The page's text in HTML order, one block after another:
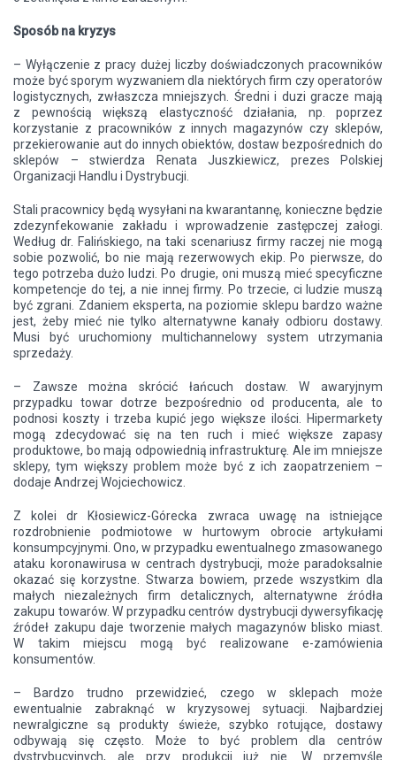
Sposób na kryzys
– Wyłączenie z pracy dużej liczby doświadczonych pracowników
może być sporym wyzwaniem dla niektórych firm czy operatorów
logistycznych, zwłaszcza mniejszych. Średni i duzi gracze mają
z pewnością większą elastyczność działania, np. poprzez
korzystanie z pracowników z innych magazynów czy sklepów,
przekierowanie aut do innych obiektów, dostaw bezpośrednich do
sklepów – stwierdza Renata Juszkiewicz, prezes Polskiej
Organizacji Handlu i Dystrybucji.
Stali pracownicy będą wysyłani na kwarantannę, konieczne będzie
zdezynfekowanie zakładu i wprowadzenie zastępczej załogi.
Według dr. Falińskiego, na taki scenariusz firmy raczej nie mogą
sobie pozwolić, bo nie mają rezerwowych ekip. Po pierwsze, do
tego potrzeba dużo ludzi. Po drugie, oni muszą mieć specyficzne
kompetencje do tej, a nie innej firmy. Po trzecie, ci ludzie muszą
być zgrani. Zdaniem eksperta, na poziomie sklepu bardzo ważne
jest, żeby mieć nie tylko alternatywne kanały odbioru dostawy.
Musi być uruchomiony multichannelowy system utrzymania
sprzedaży.
– Zawsze można skrócić łańcuch dostaw. W awaryjnym
przypadku towar dotrze bezpośrednio od producenta, ale to
podnosi koszty i trzeba kupić jego większe ilości. Hipermarkety
mogą zdecydować się na ten ruch i mieć większe zapasy
produktowe, bo mają odpowiednią infrastrukturę. Ale im mniejsze
sklepy, tym większy problem może być z ich zaopatrzeniem –
dodaje Andrzej Wojciechowicz.
Z kolei dr Kłosiewicz-Górecka zwraca uwagę na istniejące
rozdrobnienie podmiotowe w hurtowym obrocie artykułami
konsumpcyjnymi. Ono, w przypadku ewentualnego zmasowanego
ataku koronawirusa w centrach dystrybucji, może paradoksalnie
okazać się korzystne. Stwarza bowiem, przede wszystkim dla
małych niezależnych firm detalicznych, alternatywne źródła
zakupu towarów. W przypadku centrów dystrybucji dywersyfikację
źródeł zakupu daje tworzenie małych magazynów blisko miast.
W takim miejscu mogą być realizowane e-zamówienia
konsumentów.
– Bardzo trudno przewidzieć, czego w sklepach może
ewentualnie zabraknąć w kryzysowej sytuacji. Najbardziej
newralgiczne są produkty świeże, szybko rotujące, dostawy
odbywają się często. Może to być problem dla centrów
dystrybucyjnych, ale przy produkcji już nie. W przemyśle